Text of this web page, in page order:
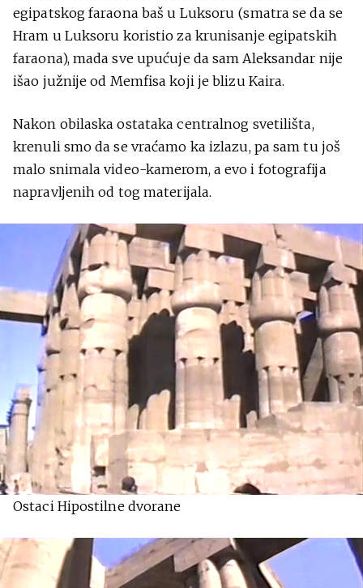
egipatskog faraona baš u Luksoru (smatra se da se
Hram u Luksoru koristio za krunisanje egipatskih
faraona), mada sve upućuje da sam Aleksandar nije
išao južnije od Memfisa koji je blizu Kaira.
Nakon obilaska ostataka centralnog svetilišta,
krenuli smo da se vraćamo ka izlazu, pa sam tu još
malo snimala video-kamerom, a evo i fotografija
napravljenih od tog materijala.
Ostaci Hipostilne dvorane